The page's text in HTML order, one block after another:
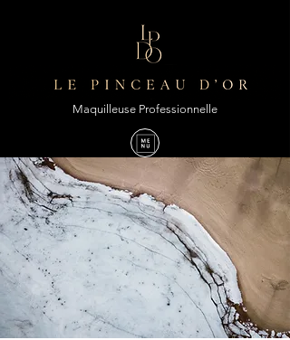
Maquilleuse Professionnelle